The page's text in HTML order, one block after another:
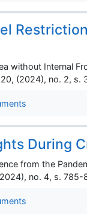
without Internal
(2024), no. 2, s.
During
from the
no. 4, s. 785-